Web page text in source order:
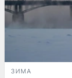
ЗИМА